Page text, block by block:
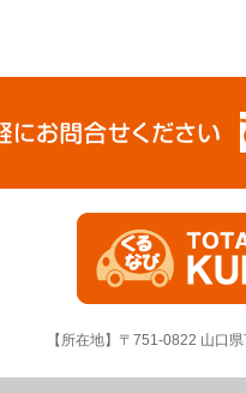
【所在地】〒751-0822 山